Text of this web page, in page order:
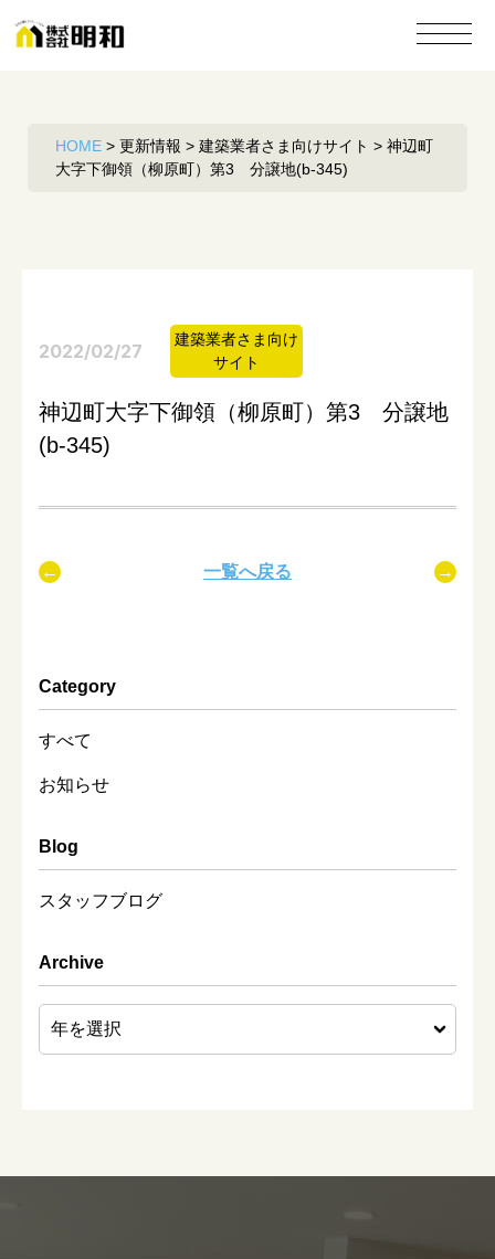
HOME > 更新情報 > 建築業者さま向けサイト > 神辺町
大字下御領（柳原町）第3 分譲地(b-345)
2022/02/27
建築業者さま向け
サイト
神辺町大字下御領（柳原町）第3 分譲地
(b-345)
一覧へ戻る
Category
すべて
お知らせ
Blog
スタッフブログ
Archive